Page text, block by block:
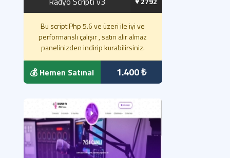
Bu script Php 5.6 ve üzeri ile iyi ve
performanslı çalışır , satın alır almaz
panelinizden indirip kurabilirsiniz.
💰 Hemen Satınal 1.400 ₺